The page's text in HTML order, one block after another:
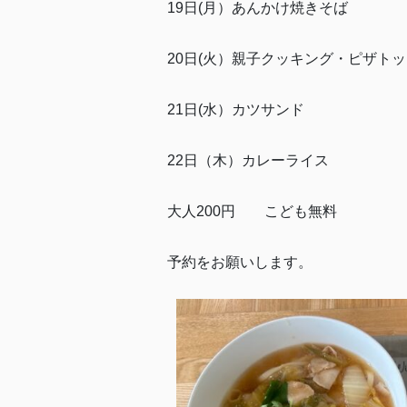
19日(月）あんかけ焼きそば
20日(火）親子クッキング・ピザト
21日(水）カツサンド
22日（木）カレーライス
大人200円 こども無料
予約をお願いします。